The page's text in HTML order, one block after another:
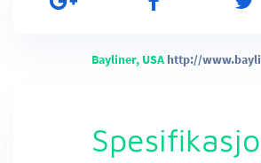
Bayliner, USA http://